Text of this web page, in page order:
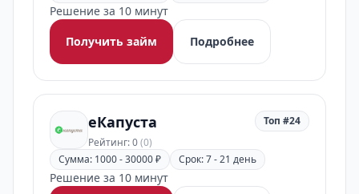
Решение за 10 минут
Получить займ
Подробнее
еКапуста
Рейтинг: 0(0)
Топ #24
Сумма: 1000 - 30000 ₽ Срок: 7 - 21 день
Решение за 10 минут